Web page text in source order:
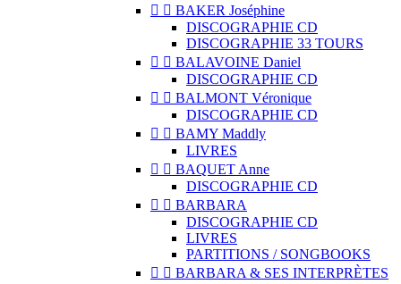
  BAKER Joséphine
DISCOGRAPHIE CD
DISCOGRAPHIE 33 TOURS
  BALAVOINE Daniel
DISCOGRAPHIE CD
  BALMONT Véronique
DISCOGRAPHIE CD
  BAMY Maddly
LIVRES
  BAQUET Anne
DISCOGRAPHIE CD
  BARBARA
DISCOGRAPHIE CD
LIVRES
PARTITIONS / SONGBOOKS
  BARBARA & SES INTERPRÈTES